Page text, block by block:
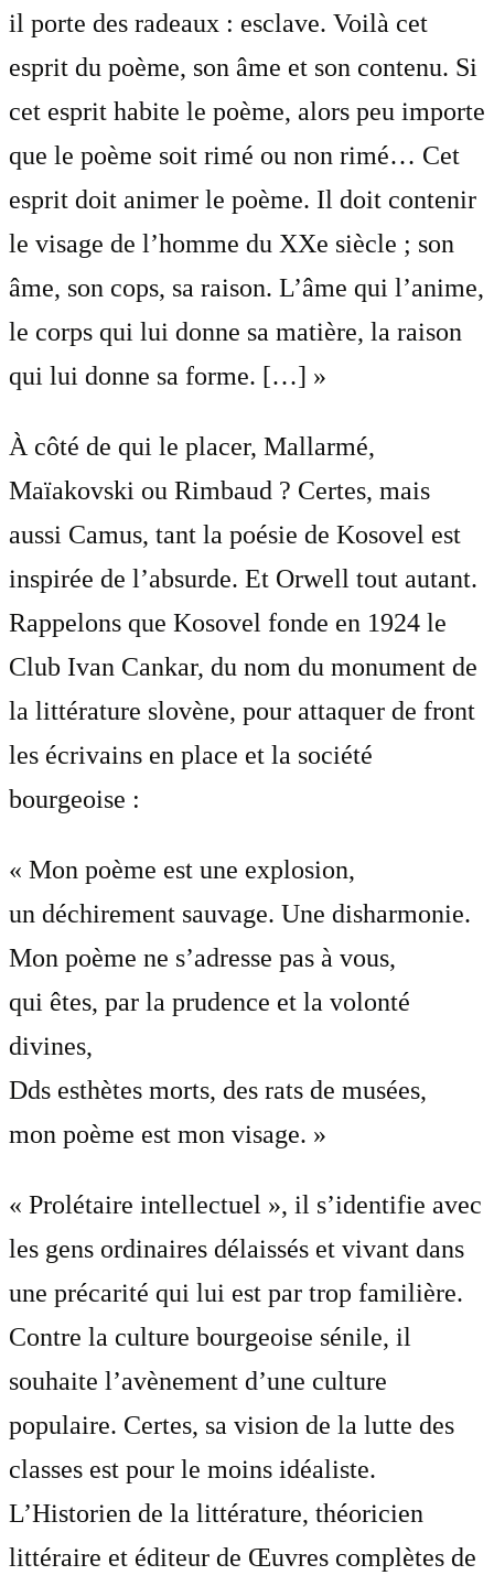
il porte des radeaux : esclave. Voilà cet
esprit du poème, son âme et son contenu. Si
cet esprit habite le poème, alors peu importe
que le poème soit rimé ou non rimé… Cet
esprit doit animer le poème. Il doit contenir
le visage de l’homme du XXe siècle ; son
âme, son cops, sa raison. L’âme qui l’anime,
le corps qui lui donne sa matière, la raison
qui lui donne sa forme. […] »
À côté de qui le placer, Mallarmé,
Maïakovski ou Rimbaud ? Certes, mais
aussi Camus, tant la poésie de Kosovel est
inspirée de l’absurde. Et Orwell tout autant.
Rappelons que Kosovel fonde en 1924 le
Club Ivan Cankar, du nom du monument de
la littérature slovène, pour attaquer de front
les écrivains en place et la société
bourgeoise :
« Mon poème est une explosion,
un déchirement sauvage. Une disharmonie.
Mon poème ne s’adresse pas à vous,
qui êtes, par la prudence et la volonté
divines,
Dds esthètes morts, des rats de musées,
mon poème est mon visage. »
« Prolétaire intellectuel », il s’identifie avec
les gens ordinaires délaissés et vivant dans
une précarité qui lui est par trop familière.
Contre la culture bourgeoise sénile, il
souhaite l’avènement d’une culture
populaire. Certes, sa vision de la lutte des
classes est pour le moins idéaliste.
L’Historien de la littérature, théoricien
littéraire et éditeur de Œuvres complètes de